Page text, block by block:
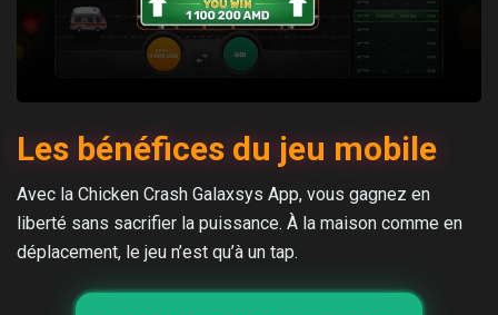
Les bénéfices du jeu mobile
Avec la Chicken Crash Galaxsys App, vous gagnez en
liberté sans sacrifier la puissance. À la maison comme en
déplacement, le jeu n’est qu’à un tap.